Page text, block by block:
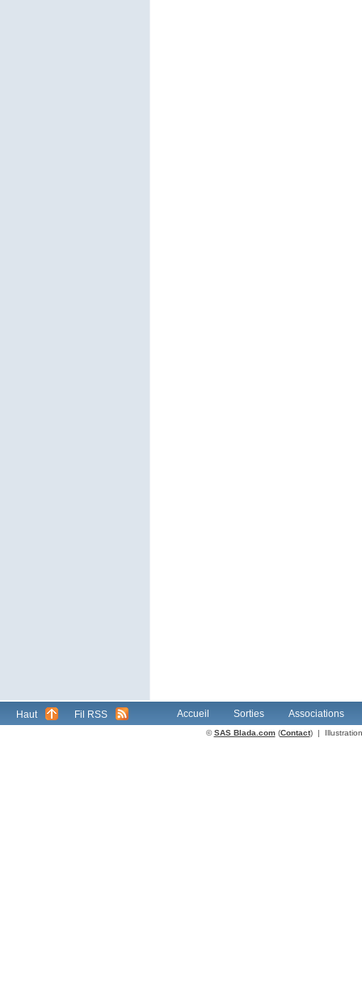
Haut Fil RSS Accueil Sorties Associations
©SAS Blada.com(Contact) |